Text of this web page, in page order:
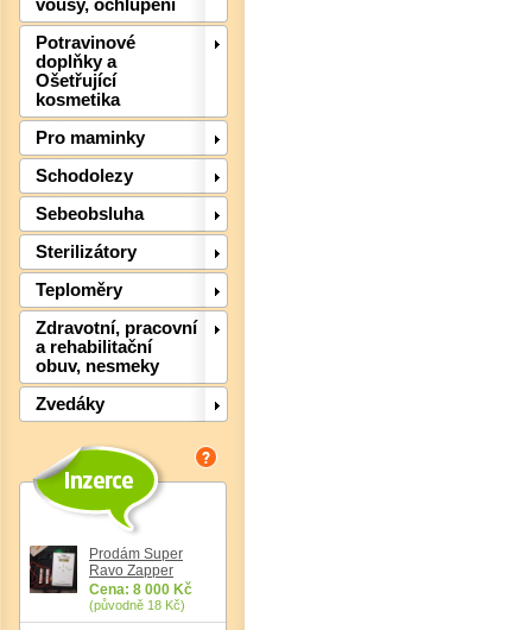
vousy, ochlupení
Potravinové
doplňky a
Ošetřující
kosmetika
Pro maminky
Schodolezy
Sebeobsluha
Sterilizátory
Teploměry
Zdravotní, pracovní
a rehabilitační
obuv, nesmeky
Zvedáky
Prodám Super
Ravo Zapper
Cena: 8 000 Kč
(původně 18 Kč)